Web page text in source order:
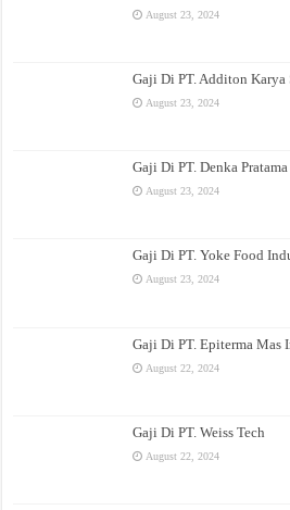
August 23, 2024
Gaji Di PT. Additon Karya
August 23, 2024
Gaji Di PT. Denka
August 23, 2024
Gaji Di PT. Yoke Food
August 23, 2024
Gaji Di PT. Epiterma Mas
August 22, 2024
Gaji Di PT. Weiss Tech
August 22, 2024